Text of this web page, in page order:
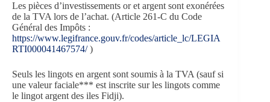
Les pièces d’investissements or et argent sont exonérées
de la TVA lors de l’achat. (Article 261-C du Code
Général des Impôts :
https://www.legifrance.gouv.fr/codes/article_lc/LEGIA
RTI000041467574/)
Seuls les lingots en argent sont soumis à la TVA (sauf si
une valeur faciale*** est inscrite sur les lingots comme
le lingot argent des iles Fidji).